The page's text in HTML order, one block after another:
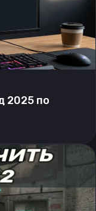
2025 по